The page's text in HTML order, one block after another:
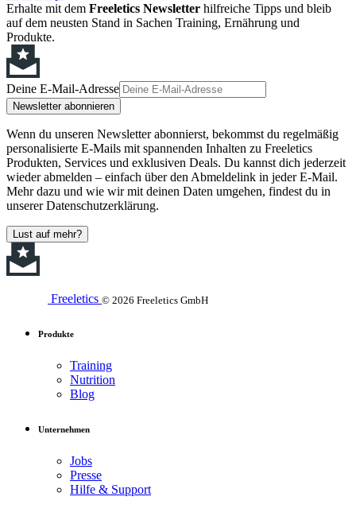
Erhalte mit dem Freeletics Newsletter hilfreiche Tipps und bleib
auf dem neusten Stand in Sachen Training, Ernährung und
Produkte.
Deine E-Mail-Adresse
Newsletter abonnieren
Wenn du unseren Newsletter abonnierst, bekommst du regelmäßig
personalisierte E-Mails mit spannenden Inhalten zu Freeletics
Produkten, Services und exklusiven Deals. Du kannst dich jederzeit
wieder abmelden – einfach über den Abmeldelink in jeder E-Mail.
Mehr dazu und wie wir mit deinen Daten umgehen, findest du in
unserer Datenschutzerklärung.
Lust auf mehr?
Freeletics © 2026 Freeletics GmbH
Produkte
Training
Nutrition
Blog
Unternehmen
Jobs
Presse
Hilfe & Support